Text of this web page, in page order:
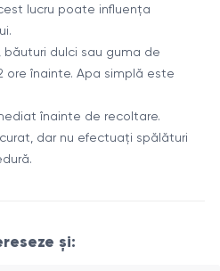
lucru poate influența
dulci sau guma de
înainte. Apa simplă este
înainte de recoltare.
dar nu efectuați spălături
și: